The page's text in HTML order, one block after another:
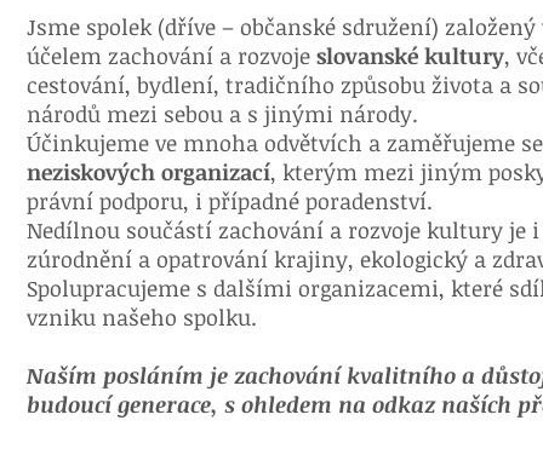
Jsme spolek (dříve – občanské sdružení)
účelem zachování a rozvoje slovanské kultury,
cestování, bydlení, tradičního způsobu života a
národů mezi sebou a s jinými národy.
Účinkujeme ve mnoha odvětvích a zaměřujeme
neziskových organizací, kterým mezi jiným
právní podporu, i případné poradenství.
Nedílnou součástí zachování a rozvoje kultury je
zúrodnění a opatrování krajiny, ekologický a
Spolupracujeme s dalšími organizacemi, které
vzniku našeho spolku.
Naším posláním je zachování kvalitního a
budoucí generace, s ohledem na odkaz naších